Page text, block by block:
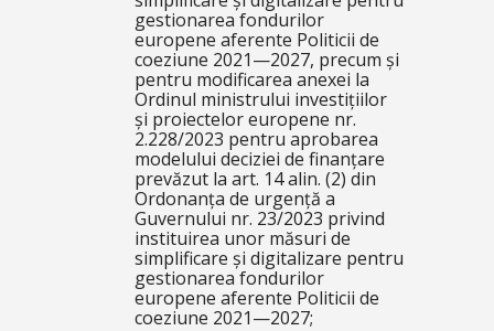
gestionarea fondurilor
europene aferente Politicii de
coeziune 2021—2027, precum și
pentru modificarea anexei la
Ordinul ministrului investițiilor
și proiectelor europene nr.
2.228/2023 pentru aprobarea
modelului deciziei de finanțare
prevăzut la art. 14 alin. (2) din
Ordonanța de urgență a
Guvernului nr. 23/2023 privind
instituirea unor măsuri de
simplificare și digitalizare pentru
gestionarea fondurilor
europene aferente Politicii de
coeziune 2021—2027;